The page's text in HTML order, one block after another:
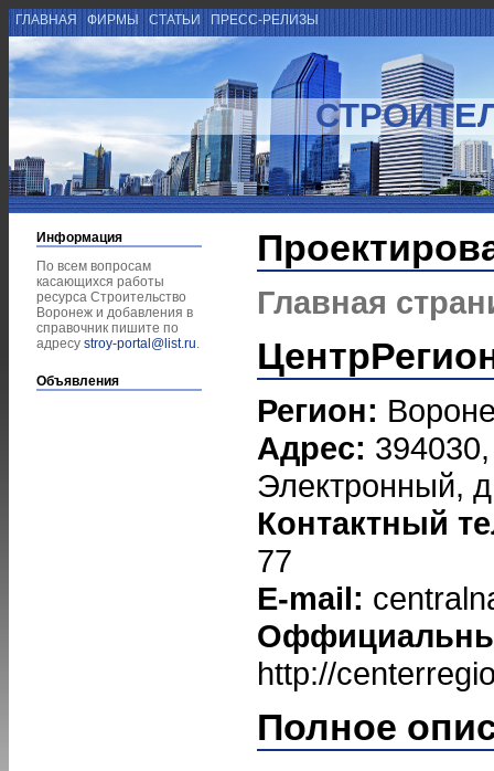
ГЛАВНАЯ ФИРМЫ СТАТЬИ ПРЕСС-РЕЛИЗЫ
Информация
По всем вопросам
касающихся работы
ресурса Строительство
Воронеж и добавления в
справочник пишите по
адресу stroy-portal@list.ru.
Объявления
Главная
Регион:
Адрес:
Электронный,
Контактный
77
E-mail:
http://
Полное